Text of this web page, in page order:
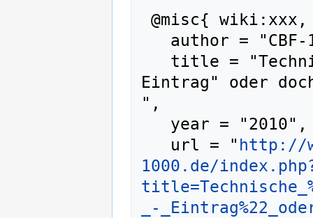
Eintrag" oder
",
   url = "
http://
1000.de/
_-